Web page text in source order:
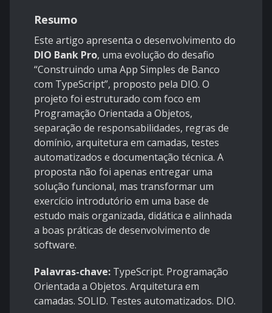
Resumo
Este artigo apresenta o desenvolvimento do
DIO Bank Pro, uma evolução do desafio
“Construindo uma App Simples de Banco
com TypeScript”, proposto pela DIO. O
projeto foi estruturado com foco em
Programação Orientada a Objetos,
separação de responsabilidades, regras de
domínio, arquitetura em camadas, testes
automatizados e documentação técnica. A
proposta não foi apenas entregar uma
solução funcional, mas transformar um
exercício introdutório em uma base de
estudo mais organizada, didática e alinhada
a boas práticas de desenvolvimento de
software.
Palavras-chave: TypeScript. Programação
Orientada a Objetos. Arquitetura em
camadas. SOLID. Testes automatizados. DIO.